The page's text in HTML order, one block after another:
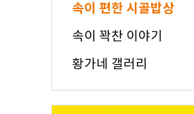
속이 편한 시골밥상
속이 꽉찬 이야기
황가네 갤러리